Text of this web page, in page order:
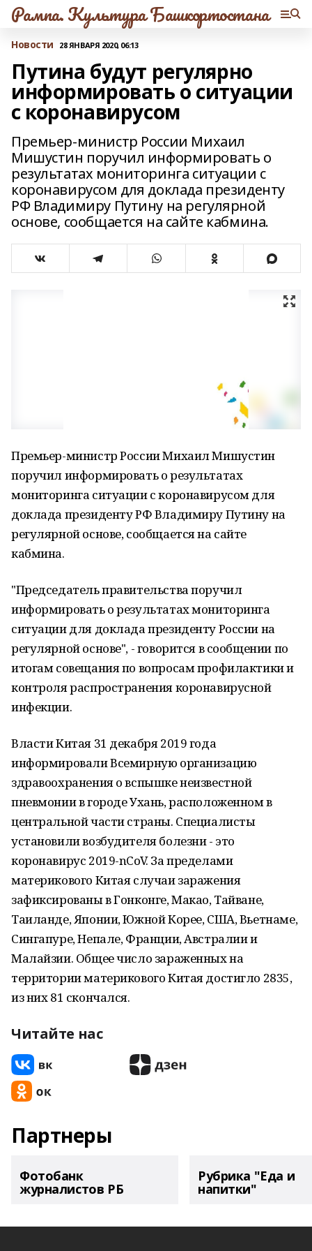
Рампа. Культура Башкортостана
Новости 28 ЯНВАРЯ 2020, 06:13
Путина будут регулярно
информировать о ситуации
с коронавирусом
Премьер-министр России Михаил
Мишустин поручил информировать о
результатах мониторинга ситуации с
коронавирусом для доклада президенту
РФ Владимиру Путину на регулярной
основе, сообщается на сайте кабмина.
Премьер-министр России Михаил Мишустин
поручил информировать о результатах
мониторинга ситуации с коронавирусом для
доклада президенту РФ Владимиру Путину на
регулярной основе, сообщается на сайте
кабмина.
"Председатель правительства поручил
информировать о результатах мониторинга
ситуации для доклада президенту России на
регулярной основе", - говорится в сообщении по
итогам совещания по вопросам профилактики и
контроля распространения коронавирусной
инфекции.
Власти Китая 31 декабря 2019 года
информировали Всемирную организацию
здравоохранения о вспышке неизвестной
пневмонии в городе Ухань, расположенном в
центральной части страны. Специалисты
установили возбудителя болезни - это
коронавирус 2019-nCoV. За пределами
материкового Китая случаи заражения
зафиксированы в Гонконге, Макао, Тайване,
Таиланде, Японии, Южной Корее, США, Вьетнаме,
Сингапуре, Непале, Франции, Австралии и
Малайзии. Общее число зараженных на
территории материкового Китая достигло 2835,
из них 81 скончался.
Читайте нас
Партнеры
Фотобанк
журналистов РБ
Рубрика "Еда и
напитки"